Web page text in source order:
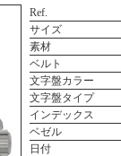
Ref.
サイズ
素材
ベルト
文字盤カラー
文字盤タイプ
インデックス
ベゼル
日付